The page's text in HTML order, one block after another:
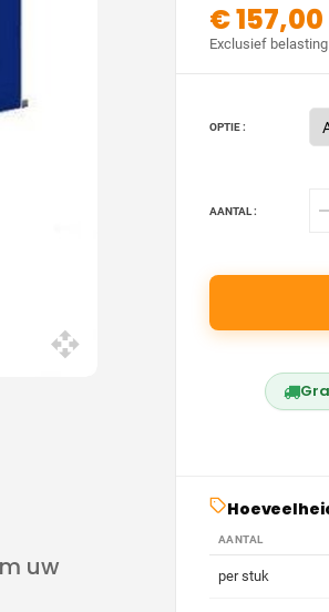
uw
€ 157,00
Exclusief belasting
OPTIE :
AANTAL :
AANTAL
per stuk